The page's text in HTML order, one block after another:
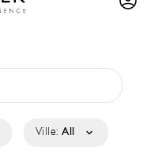
Ville: All